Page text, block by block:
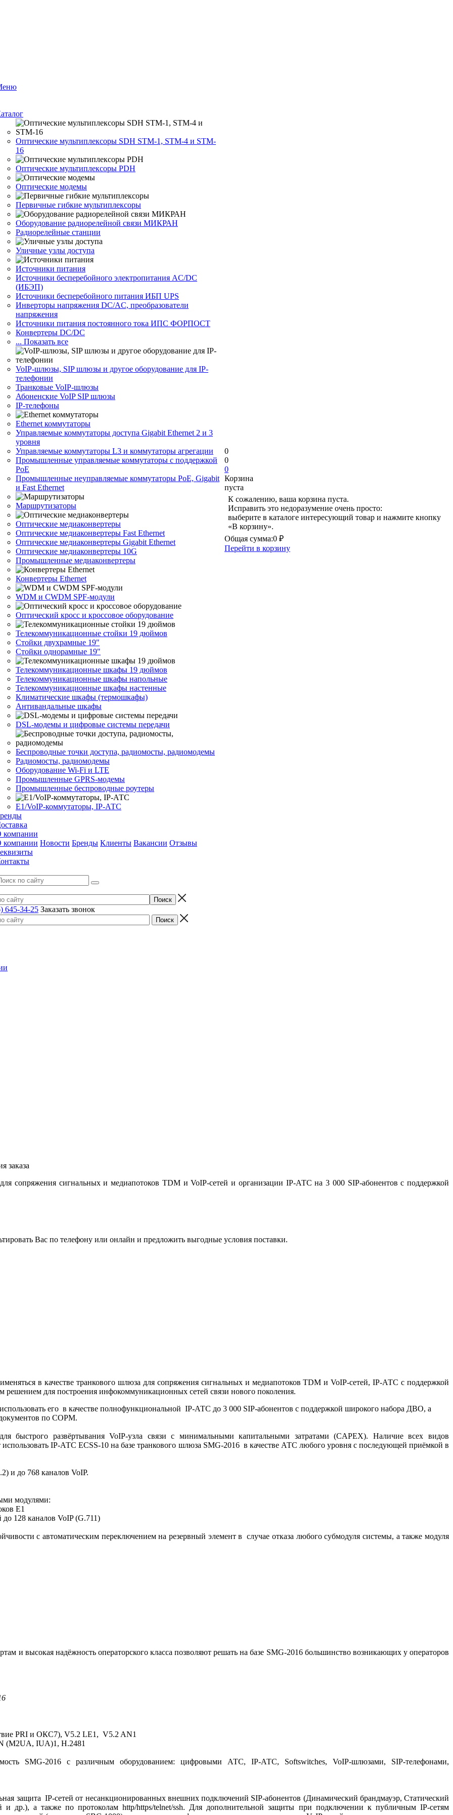
Оптические мультиплексоры SDH STM-1, STM-4 и STM-
16
Оптические мультиплексоры PDH
Оптические модемы
Первичные гибкие мультиплексоры
Оборудование радиорелейной связи МИКРАН
Радиорелейные станции
Уличные узлы доступа
Источники питания
Источники бесперебойного электропитания AC/DC
(ИБЭП)
Источники бесперебойного питания ИБП UPS
Инверторы напряжения DC/AC, преобразователи
напряжения
Источники питания постоянного тока ИПС ФОРПОСТ
Конвертеры DC/DC
... Показать все
VoIP-шлюзы, SIP шлюзы и другое оборудование для IP-
телефонии
Транковые VoIP-шлюзы
Абоненские VoIP SIP шлюзы
IP-телефоны
Ethernet коммутаторы
Управляемые коммутаторы доступа Gigabit Ethernet 2 и 3
уровня
Управляемые коммутаторы L3 и коммутаторы агрегации
Промышленные управляемые коммутаторы с поддержкой
PoE
Промышленные неуправляемые коммутаторы PoE, Gigabit
и Fast Ethernet
Маршрутизаторы
Оптические медиаконвертеры
Оптические медиаконвертеры Fast Ethernet
Оптические медиаконвертеры Gigabit Ethernet
Оптические медиаконвертеры 10G
Промышленные медиаконвертеры
Конвертеры Ethernet
WDM и CWDM SPF-модули
Оптический кросс и кроссовое оборудование
Телекоммуникационные стойки 19 дюймов
Стойки двухрамные 19"
Стойки однорамные 19"
Телекоммуникационные шкафы 19 дюймов
Телекоммуникационные шкафы напольные
Телекоммуникационные шкафы настенные
Климатические шкафы (термошкафы)
Антивандальные шкафы
DSL-модемы и цифровые системы передачи
Беспроводные точки доступа, радиомосты, радиомодемы
Радиомосты, радиомодемы
Оборудование Wi-Fi и LTE
Промышленные GPRS-модемы
Промышленные беспроводные роутеры
Е1/VoIP-коммутаторы, IP-АТС
компании
компании Новости Бренды Клиенты Вакансии Отзывы
645-34-25 Заказать звонок
0
0
0
Корзина
пуста
К сожалению, ваша корзина пуста.
Исправить это недоразумение очень просто:
выберите в каталоге интересующий товар и нажмите кнопку
«В корзину».
Общая сумма:0 ₽
Перейти в корзину
заказа
сопряжения сигнальных и медиапотоков TDM и VoIP-сетей и организации IP-АТС на 3 000 SIP-абонентов с поддержкой
Вас по телефону или онлайн и предложить выгодные условия поставки.
в качестве транкового шлюза для сопряжения сигнальных и медиапотоков TDM и VoIP-сетей, IP-АТС с поддержкой
для построения инфокоммуникационных сетей связи нового поколения.
его в качестве полнофункциональной IP-АТС до 3 000 SIP-абонентов с поддержкой широкого набора ДВО, а
по СОРМ.
быстрого развёртывания VoIP-узла связи с минимальными капитальными затратами (CAPEX). Наличие всех видов
использовать IP-АТС ECSS-10 на базе транкового шлюза SMG-2016 в качестве АТС любого уровня с последующей приёмкой в
до 768 каналов VoIP.
модулями:
Е1
128 каналов VoIP (G.711)
с автоматическим переключением на резервный элемент в случае отказа любого субмодуля системы, а также модуля
и высокая надёжность операторского класса позволяют решать на базе SMG-2016 большинство возникающих у операторов
PRI и ОКС7), V5.2 LE1, V5.2 AN1
(M2UA, IUA)1, H.2481
SMG-2016 с различным оборудованием: цифровыми АТС, IP-АТС, Softswitches, VoIP-шлюзами, SIP-телефонами,
защита IP-сетей от несанкционированных внешних подключений SIP-абонентов (Динамический брандмауэр, Статический
и др.), а также по протоколам http/https/telnet/ssh. Для дополнительной защиты при подключении к публичным IP-сетям